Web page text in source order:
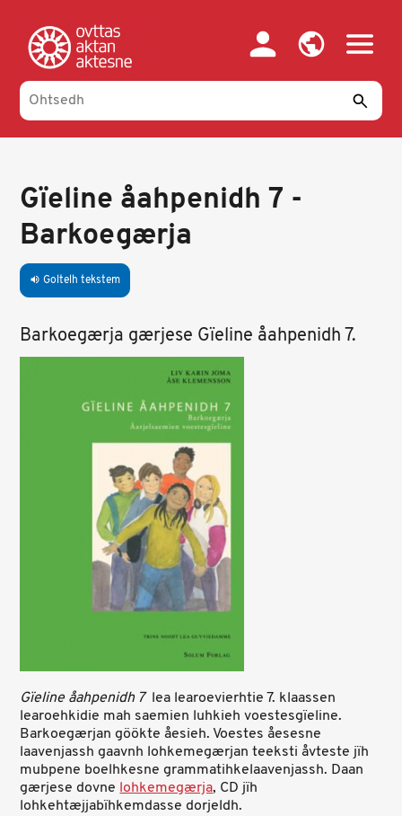
main
content
Gïeline åahpenidh 7 -
Barkoegærja
volume_up Goltelh tekstem
Barkoegærja gærjese Gïeline åahpenidh 7.
Gïeline åahpenidh 7lea learoevierhtie 7. klaassen
learoehkidie mah saemien luhkieh voestesgïeline.
Barkoegærjan göökte åesieh. Voestes åesesne
laavenjassh gaavnh lohkemegærjan teeksti åvteste jïh
mubpene boelhkesne grammatihkelaavenjassh. Daan
gærjese dovnelohkemegærja, CD jïh
lohkehtæjjabïhkemdasse dorjeldh.